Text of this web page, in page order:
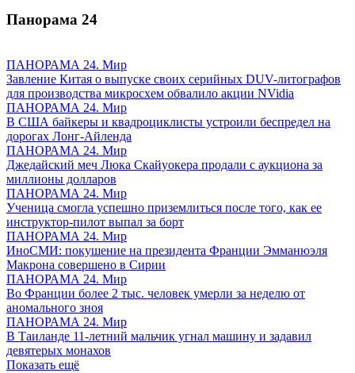
Панорама 24
ПАНОРАМА 24. Мир
Завление Китая о выпуске своих серийных DUV-литографов
для производства микросхем обвалило акции NVidia
ПАНОРАМА 24. Мир
В США байкеры и квадроциклисты устроили беспредел на
дорогах Лонг-Айленда
ПАНОРАМА 24. Мир
Джедайский меч Люка Скайуокера продали с аукциона за
миллионы долларов
ПАНОРАМА 24. Мир
Ученица смогла успешно приземлиться после того, как ее
инструктор-пилот выпал за борт
ПАНОРАМА 24. Мир
ИноСМИ: покушение на президента Франции Эмманюэля
Макрона совершено в Сирии
ПАНОРАМА 24. Мир
Во Франции более 2 тыс. человек умерли за неделю от
аномального зноя
ПАНОРАМА 24. Мир
В Таиланде 11-летний мальчик угнал машину и задавил
девятерых монахов
Показать ещё